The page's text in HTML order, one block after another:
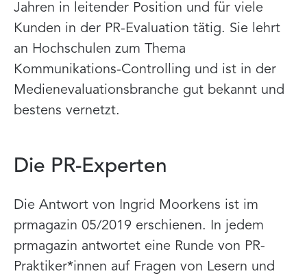
Jahren in leitender Position und für viele
Kunden in der PR-Evaluation tätig. Sie lehrt
an Hochschulen zum Thema
Kommunikations-Controlling und ist in der
Medienevaluationsbranche gut bekannt und
bestens vernetzt.
Die PR-Experten
Die Antwort von Ingrid Moorkens ist im
prmagazin 05/2019 erschienen. In jedem
prmagazin antwortet eine Runde von PR-
Praktiker*innen auf Fragen von Lesern und